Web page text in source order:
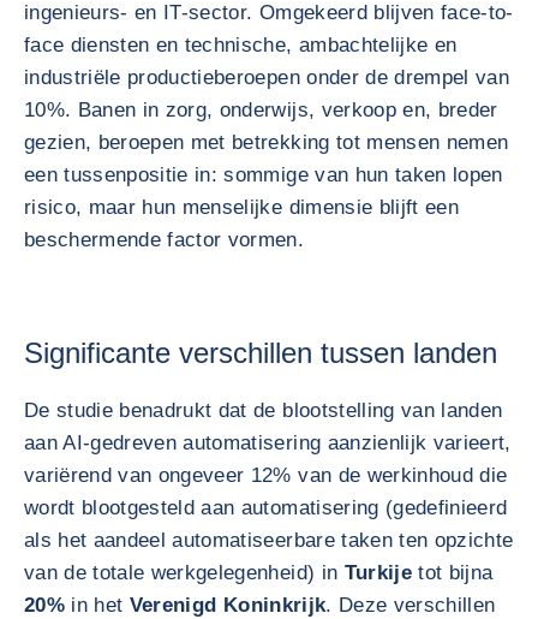
ingenieurs- en IT-sector. Omgekeerd blijven face-to-
face diensten en technische, ambachtelijke en
industriële productieberoepen onder de drempel van
10%. Banen in zorg, onderwijs, verkoop en, breder
gezien, beroepen met betrekking tot mensen nemen
een tussenpositie in: sommige van hun taken lopen
risico, maar hun menselijke dimensie blijft een
beschermende factor vormen.
Significante verschillen tussen landen
De studie benadrukt dat de blootstelling van landen
aan AI-gedreven automatisering aanzienlijk varieert,
variërend van ongeveer 12% van de werkinhoud die
wordt blootgesteld aan automatisering (gedefinieerd
als het aandeel automatiseerbare taken ten opzichte
van de totale werkgelegenheid) in Turkijetot bijna
20% in het Verenigd Koninkrijk. Deze verschillen